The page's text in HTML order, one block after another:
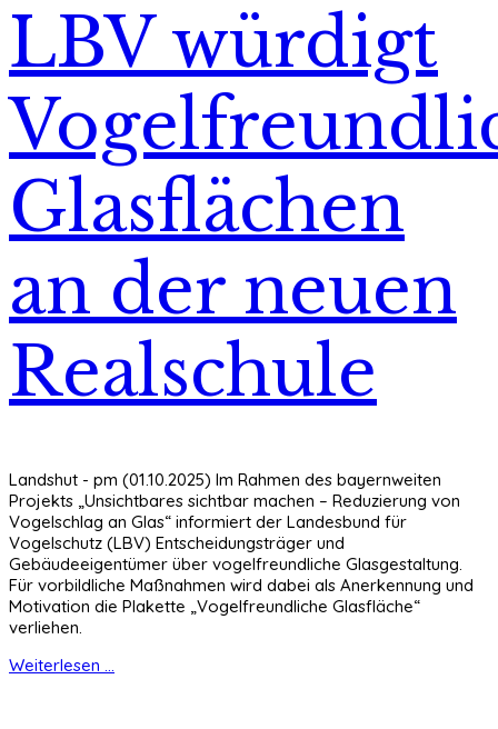
LBV würdigt
Glasflächen
an der neuen
Realschule
Landshut - pm (01.10.2025) Im Rahmen des bayernweiten
Projekts „Unsichtbares sichtbar machen – Reduzierung von
Vogelschlag an Glas“ informiert der Landesbund für
Vogelschutz (LBV) Entscheidungsträger und
Gebäudeeigentümer über vogelfreundliche Glasgestaltung.
Für vorbildliche Maßnahmen wird dabei als Anerkennung und
Motivation die Plakette „Vogelfreundliche Glasfläche“
verliehen.
Weiterlesen ...